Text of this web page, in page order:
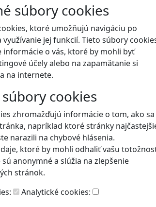
súbory cookies
ktoré umožňujú navigáciu po
jej funkcií. Tieto súbory
informácie o vás, ktoré by mohli byť
účely alebo na zapamätanie si
na internete.
cookies
zhromažďujú informácie o tom, ako sa
napríklad ktoré stránky
narazili na chybové hlásenia.
ktoré by mohli odhaliť vašu
anonymné a slúžia na zlepšenie
stránok.
Analytické cookies: